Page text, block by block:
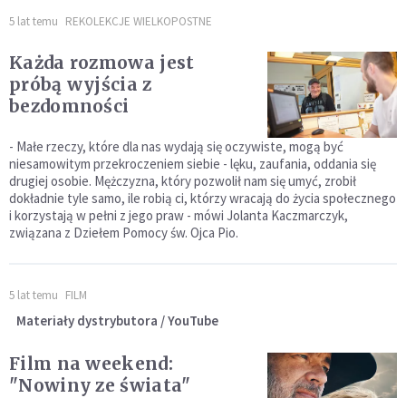
5 lat temu REKOLEKCJE WIELKOPOSTNE
Każda rozmowa jest
próbą wyjścia z
bezdomności
- Małe rzeczy, które dla nas wydają się oczywiste, mogą być
niesamowitym przekroczeniem siebie - lęku, zaufania, oddania się
drugiej osobie. Mężczyzna, który pozwolił nam się umyć, zrobił
dokładnie tyle samo, ile robią ci, którzy wracają do życia społecznego
i korzystają w pełni z jego praw - mówi Jolanta Kaczmarczyk,
związana z Dziełem Pomocy św. Ojca Pio.
5 lat temu FILM
Materiały dystrybutora / YouTube
Film na weekend:
"Nowiny ze świata"